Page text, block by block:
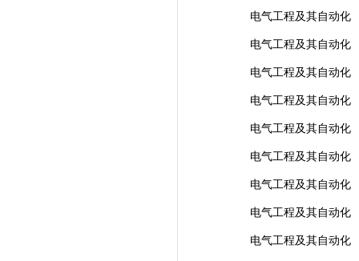
电气工程及其自动化
电气工程及其自动化
电气工程及其自动化
电气工程及其自动化
电气工程及其自动化
电气工程及其自动化
电气工程及其自动化
电气工程及其自动化
电气工程及其自动化